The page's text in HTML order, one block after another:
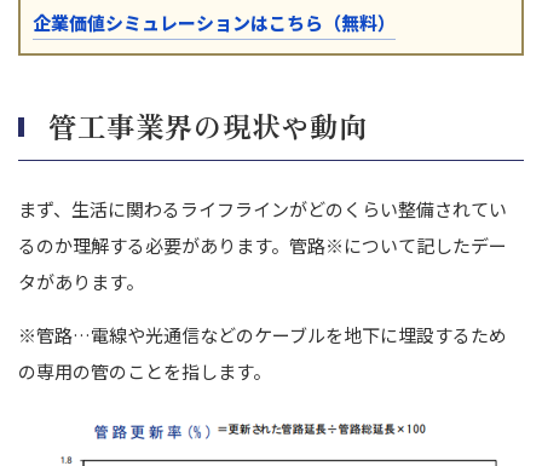
企業価値シミュレーションはこちら（無料）
管工事業界の現状や動向
まず、生活に関わるライフラインがどのくらい整備されてい
るのか理解する必要があります。管路※について記したデー
タがあります。
※管路…電線や光通信などのケーブルを地下に埋設するため
の専用の管のことを指します。